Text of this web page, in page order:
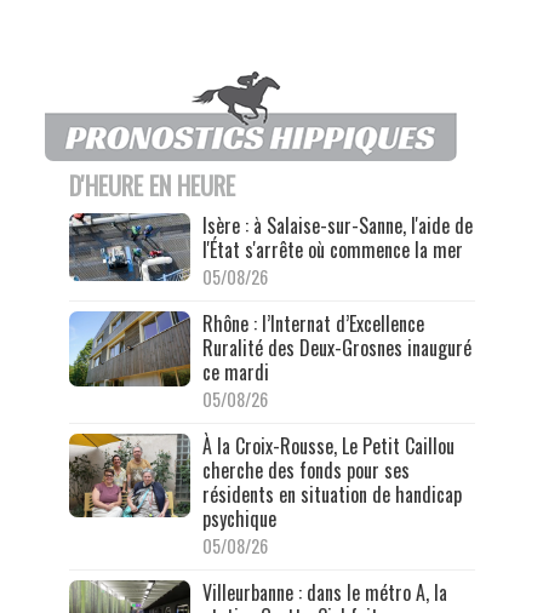
D'HEURE EN HEURE
Isère : à Salaise-sur-Sanne, l'aide de
l'État s'arrête où commence la mer
05/08/26
Rhône : l’Internat d’Excellence
Ruralité des Deux-Grosnes inauguré
ce mardi
05/08/26
À la Croix-Rousse, Le Petit Caillou
cherche des fonds pour ses
résidents en situation de handicap
psychique
05/08/26
Villeurbanne : dans le métro A, la